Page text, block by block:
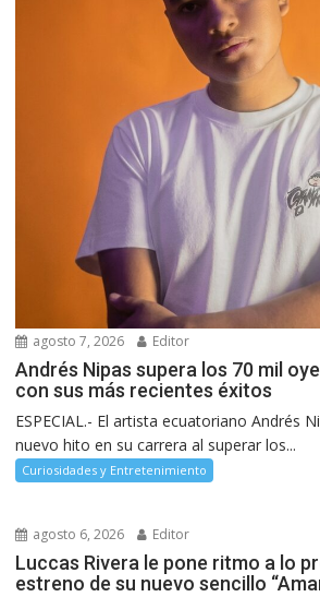
agosto 7, 2026 Editor
Andrés Nipas supera los 70 mil
con sus más recientes éxitos
ESPECIAL.- El artista ecuatoriano Andrés
nuevo hito en su carrera al superar los...
Curiosidades y Entretenimiento
agosto 6, 2026 Editor
Luccas Rivera le pone ritmo a lo
estreno de su nuevo sencillo